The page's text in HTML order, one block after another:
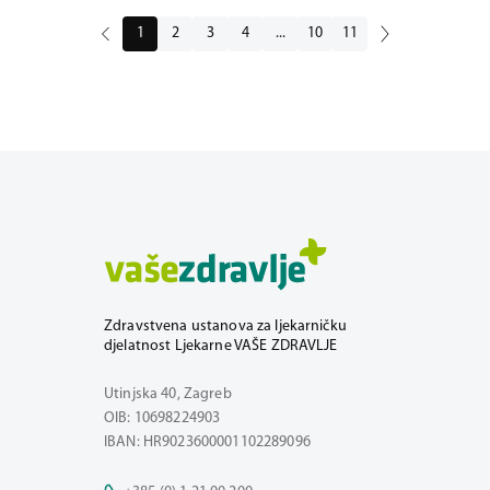
1 2 3 4 ... 10 11
Zdravstvena ustanova za ljekarničku
djelatnost Ljekarne VAŠE ZDRAVLJE
Utinjska 40, Zagreb
OIB: 10698224903
IBAN: HR9023600001102289096